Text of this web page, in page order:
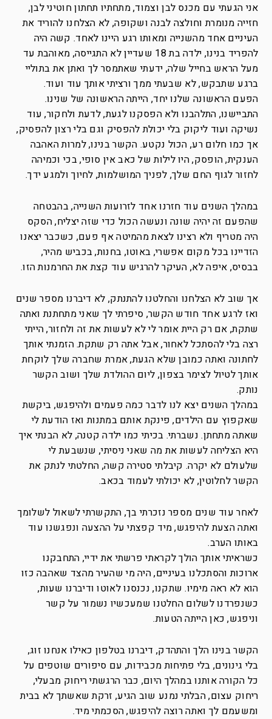
אני הגעתי עם מכנס לבן וצמוד, מתחתיו תחתון חוטיני לבן,
חזייה מנומרת וחולצה לבנה ושקופה, לא הצלחנו להוריד את
העיניים אחד מהשנייה ומאותו רגע היינו לאחד. קשה היה
להפריד בנינו, ילדה בת 18 שעדיין לא התגייסה, מאוהבת עד
מעל הראש בחייל שלה, ידעתי שאתמסר לך ואתן את בתוליי
ברגע שתבקש, לא שבעתי ממך ורציתי אותך עוד ועוד.
הפעם הראשונה שלנו יחד, הייתה הראשונה של שנינו.
התביישנו, התלהבנו ולא הפסקנו לגעת, לדעת ולחקור, עוד
נשיקה ועוד ליקוק בלי יכולת להפסיק וגם בלי רצון להפסיק,
אך כמו חלום רע, הכול נקטע. הקשר בנינו, למרות האהבה
הענקית, הופסק, היו לילות של כאב אין סופי, בכי וכמיהה
לחזור לגוף החם שלך, לפניך המושלמות, לחיוך ולמגע ידך.
במהלך השנים עוד חזרנו אחד לזרועות השנייה, בהבטחה
שהפעם זה יהיה שונה ונעשה הכול כדי שזה יצליח, הסקס
היה מטריף ולא רצינו לצאת מהמיטה אף פעם, כשכבר יצאנו
הזדיינו בכל מקום אפשרי, באוטו, בחנות, בכביש מהיר,
בבסיס, איפה לא, העיקר להרגיש עוד קצת את החרמנות הזו.
אך שוב לא הצלחנו והחלטנו להתנתק, לא דיברנו מספר שנים
ואז לרגע אחד חודש הקשר, סיפרתי לך שאני מתחתנת ואתה
שתקת, אם רק היית אומר לי לא לעשות את זה ולחזור, הייתי
רצה בלי להסתכל לאחור, אבל אתה רק שתקת. הזמנתי אותך
לחתונה ואתה כמובן שלא הגעת, אמרת שחברה שלך לוקחת
אותך לטיול לצימר בצפון, ליום ההולדת שלך ושוב הקשר
נותק.
במהלך השנים יצא לנו לדבר כמה פעמים ולהיפגש, ביקשת
שאקפוץ עם הילדים, פינקת אותם במתנות ואז הודעת לי
שאתה מתחתן. נשברתי. בכיתי כמו ילדה קטנה, לא הבנתי איך
היא הצליחה לעשות את מה שאני ניסיתי, שנשבעת לי
שלעולם לא יקרה. קיבלתי סטירה קשה, החלטתי לנתק את
הקשר לחלוטין, לא יכולתי לעמוד בכאב.
לאחר עוד שנים מספר נזכרתי בך, התקשרתי לשאול לשלומך
ואתה הצעת להיפגש, מיד קפצתי על ההצעה ונפגשנו עוד
באותו הערב.
כשראיתי אותך הולך לקראתי פרשתי את ידיי, התחבקנו
ארוכות והסתכלנו בעיניים, היה מי שהעיר מהצד שאהבה כזו
הוא לא ראה מימיו. שתקנו, נכנסנו לאוטו ודיברנו שעות,
כשנפרדנו לשלום החלטנו שמעכשיו נשמור על קשר
וניפגש, כאן הייתה הטעות.
הקשר בנינו הלך והתהדק, דיברנו בטלפון כאילו אנחנו זוג,
בלי גינונים, בלי פתיחות מכבידות, עם סיפורים שוטפים על
כל הקורה אותנו במהלך היום, כבר הרגשתי ריחוק מבעלי,
ריחוק עצום, הבלתי נמנע שוב הגיע, זרקת שאשתך לא בבית
ומשעמם לך ואתה רוצה להיפגש, הסכמתי מיד.